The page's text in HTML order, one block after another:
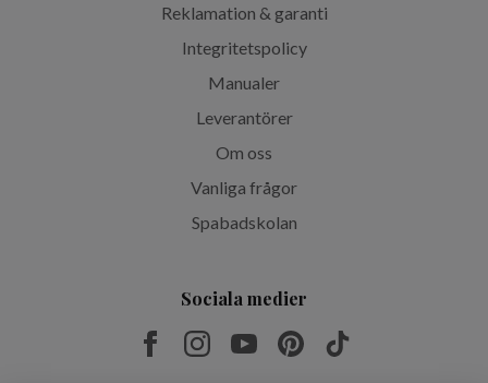
Reklamation & garanti
Integritetspolicy
Manualer
Leverantörer
Om oss
Vanliga frågor
Spabadskolan
Sociala medier